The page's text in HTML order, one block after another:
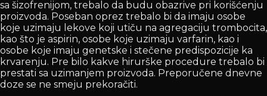
sa šizofrenijom, trebalo da budu obazrive pri korišćenju
proizvoda. Poseban oprez trebalo bi da imaju osobe
koje uzimaju lekove koji utiču na agregaciju trombocita,
kao što je aspirin, osobe koje uzimaju varfarin, kao i
osobe koje imaju genetske i stečene predispozicije ka
krvarenju. Pre bilo kakve hirurške procedure trebalo bi
prestati sa uzimanjem proizvoda. Preporučene dnevne
doze se ne smeju prekoračiti.